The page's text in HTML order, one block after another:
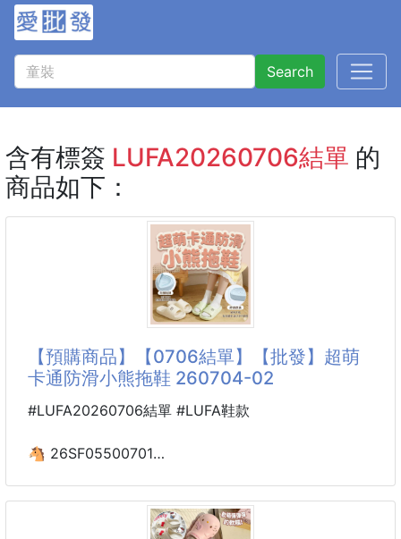
Search
含有標簽 LUFA20260706結單 的
商品如下：
【預購商品】【0706結單】【批發】超萌
卡通防滑小熊拖鞋 260704-02
#LUFA20260706結單 #LUFA鞋款
🐴 26SF05500701